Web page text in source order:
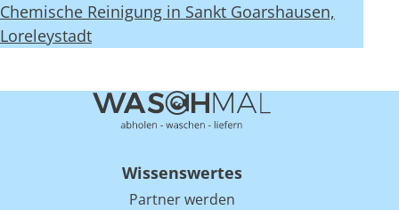
Chemische Reinigung in Sankt Goarshausen,
Loreleystadt
Wissenswertes
Partner werden